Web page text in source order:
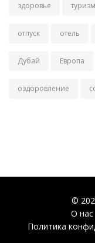
здоровье туризм
отпуск отель
Дубай Европа
оздоровление
©
О нас
Политика